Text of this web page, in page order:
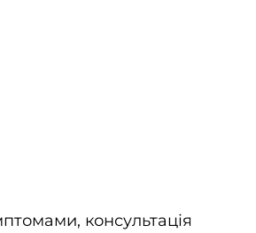
консультація